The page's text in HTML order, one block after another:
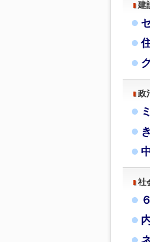
建
政
社